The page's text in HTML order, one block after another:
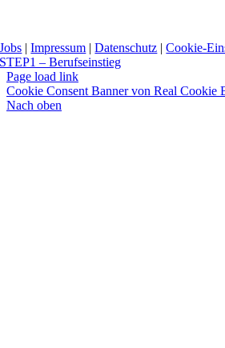
Jobs |Impressum |Datenschutz |Cookie-
STEP1 – Berufseinstieg
Page load link
Cookie Consent Banner von Real Cookie
Nach oben